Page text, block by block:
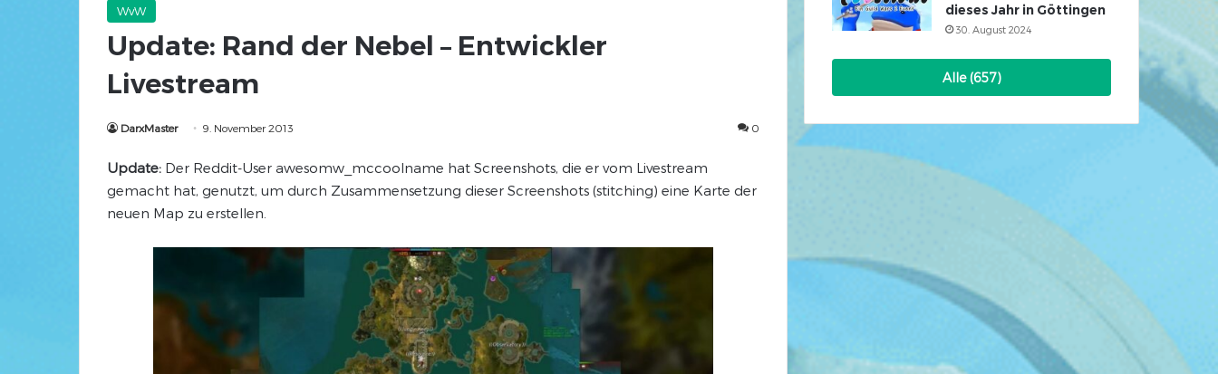
WvW
Update: Rand der Nebel – Entwickler
Livestream
DarxMaster 9. November 2013 0
Update: Der Reddit-User awesomw_mccoolname hat Screenshots, die er vom Livestream
gemacht hat, genutzt, um durch Zusammensetzung dieser Screenshots (stitching) eine Karte der
neuen Map zu erstellen.
dieses Jahr in Göttingen
30. August 2024
Alle (657)